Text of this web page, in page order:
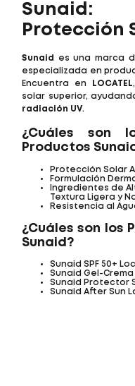
Sunaid:
Protección
Sunaid
es una marca
especializada en
Encuentra en
LOCATEL
solar superior,
radiación UV.
¿Cuáles son
Productos
Protección Solar
Formulación
Ingredientes de
Textura Ligera y
Resistencia al
¿Cuáles son los
Sunaid?
Sunaid SPF 50+
Sunaid Gel-Crema
Sunaid Protector
Sunaid After Sun